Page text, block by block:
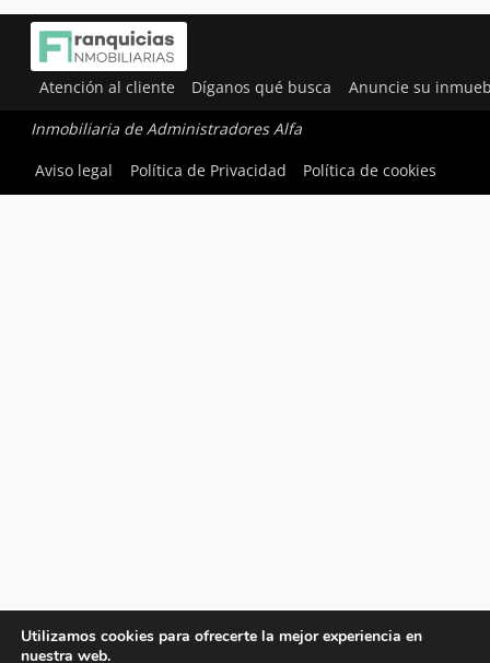
Atención al cliente Díganos qué busca Anuncie su
Inmobiliaria de Administradores Alfa
Aviso legal
Política de Privacidad Política de cookies
Utilizamos cookies para ofrecerte la mejor experiencia en
nuestra web.